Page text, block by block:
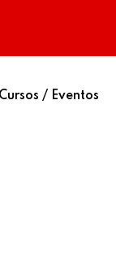
/ Eventos